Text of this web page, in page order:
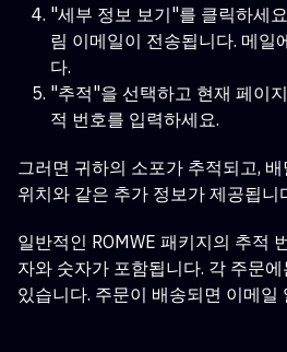
"세부 정보 보기"를 클릭하세
림 이메일이 전송됩니다. 메일
다.
"추적"을 선택하고 현재 페이
적 번호를 입력하세요.
그러면 귀하의 소포가 추적되고,
위치와 같은 추가 정보가 제공됩니
일반적인 ROMWE 패키지의 추적
자와 숫자가 포함됩니다. 각 주문
있습니다. 주문이 배송되면 이메일